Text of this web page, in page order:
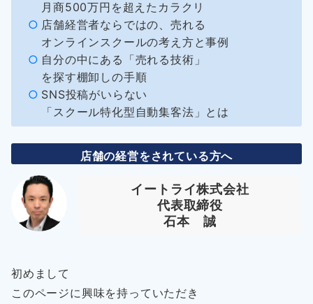
月商500万円を超えたカラクリ
店舗経営者ならではの、売れる
オンラインスクールの考え方と事例
自分の中にある「売れる技術」
を探す棚卸しの手順
SNS投稿がいらない
「スクール特化型自動集客法」とは
店舗の経営をされている方へ
イートライ株式会社
代表取締役
石本 誠
初めまして
このページに興味を持っていただき